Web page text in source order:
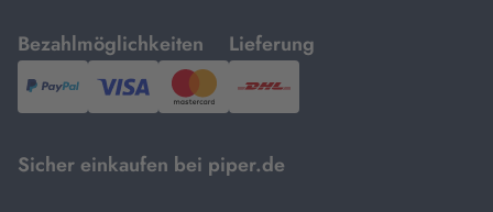
Bezahlmöglichkeiten
mit
PayPal,Visa
und
Lieferung
mit
DHL.
Sicher einkaufen bei piper.de